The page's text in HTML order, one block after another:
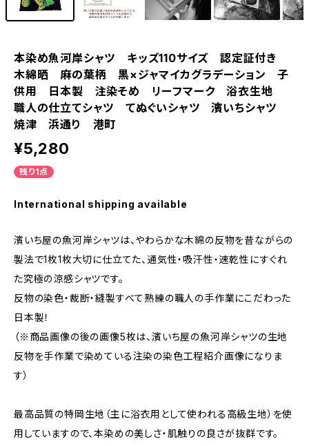
本染め魚河岸シャツ キッズ110サイズ 認定証付き
木綿晒 麻の葉柄 黒×ジャマイカグラデーション 子
供用 日本製 注染そめ リーフマーク 浴衣生地
職人の仕立てシャツ てぬぐいシャツ 濱いちシャツ
焼津 浜通り 港町
¥5,280
残り1点
International shipping available
濱いち屋の魚河岸シャツは、やわらかな木綿の反物を昔ながらの
製法で1枚1枚大切に仕立てた、通気性・吸汗性・速乾性にすぐれ
た究極の涼感シャツです。
反物の染色・裁断・縫製すべて熟練の職人の手作業にこだわった
日本製！
（※商品画像の後の画像5枚は、濱いち屋の魚河岸シャツの生地
反物を手作業で染めている注染の染色工程紹介画像になりま
す）
最高品質の特岡生地（主に浴衣用として使われる高級生地）を使
用していますので、本染めの美しさ・肌触りの良さが抜群です。